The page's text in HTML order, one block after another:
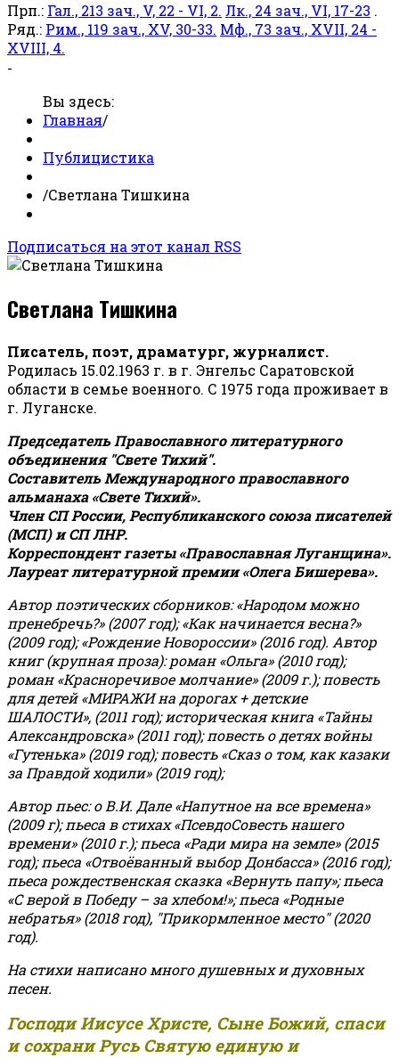
Прп.: Гал., 213 зач., V, 22 - VI, 2. Лк., 24 зач., VI, 17-23 .
Ряд.: Рим., 119 зач., XV, 30-33. Мф., 73 зач., XVII, 24 -
XVIII, 4.
-
Вы здесь:
Главная/
Публицистика
/Светлана Тишкина
Подписаться на этот канал RSS
Светлана Тишкина
Писатель, поэт, драматург, журналист.
Родилась 15.02.1963 г. в г. Энгельс Саратовской
области в семье военного. С 1975 года проживает в
г. Луганске.
Председатель Православного литературного
объединения "Свете Тихий".
Составитель Международного православного
альманаха «Свете Тихий».
Член СП России, Республиканского союза писателей
(МСП) и СП ЛНР.
Корреспондент газеты «Православная Луганщина».
Лауреат литературной премии «Олега Бишерева».
Автор поэтических сборников: «Народом можно
пренебречь?» (2007 год); «Как начинается весна?»
(2009 год); «Рождение Новороссии» (2016 год). Автор
книг (крупная проза): роман «Ольга» (2010 год);
роман «Красноречивое молчание» (2009 г.); повесть
для детей «МИРАЖИ на дорогах + детские
ШАЛОСТИ», (2011 год); историческая книга «Тайны
Александровска» (2011 год); повесть о детях войны
«Гутенька» (2019 год); повесть «Сказ о том, как казаки
за Правдой ходили» (2019 год);
Автор пьес: о В.И. Дале «Напутное на все времена»
(2009 г); пьеса в стихах «ПсевдоСовесть нашего
времени» (2010 г.); пьеса «Ради мира на земле» (2015
год); пьеса «Отвоёванный выбор Донбасса» (2016 год);
пьеса рождественская сказка «Вернуть папу»; пьеса
«С верой в Победу – за хлебом!»;пьеса «Родные
небратья» (2018 год), "Прикормленное место" (2020
год).
На стихи написано много душевных и духовных
песен.
Господи Иисусе Христе, Сыне Божий, спаси
и сохрани Русь Святую единую и